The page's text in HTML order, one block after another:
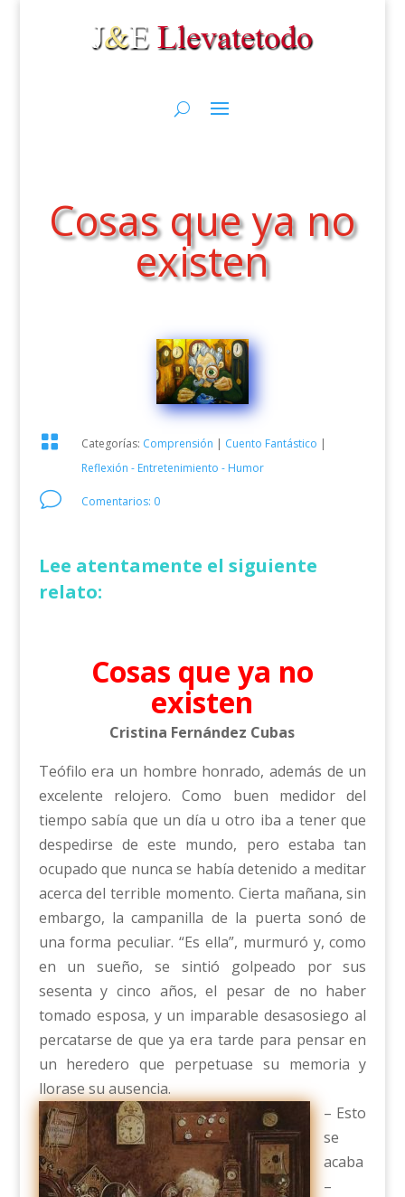
Cosas que ya no
existen
 Categorías: Comprensión | Cuento Fantástico |
Reflexión - Entretenimiento - Humor
v Comentarios: 0
Lee atentamente el siguiente
relato:
Cosas que ya no
existen
Cristina Fernández Cubas
Teófilo era un hombre honrado, además de un
excelente relojero. Como buen medidor del
tiempo sabía que un día u otro iba a tener que
despedirse de este mundo, pero estaba tan
ocupado que nunca se había detenido a meditar
acerca del terrible momento. Cierta mañana, sin
embargo, la campanilla de la puerta sonó de
una forma peculiar. “Es ella”, murmuró y, como
en un sueño, se sintió golpeado por sus
sesenta y cinco años, el pesar de no haber
tomado esposa, y un imparable desasosiego al
percatarse de que ya era tarde para pensar en
un heredero que perpetuase su memoria y
llorase su ausencia.
– Esto
se
acaba
–